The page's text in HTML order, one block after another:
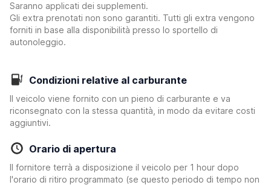
Saranno applicati dei supplementi.
Gli extra prenotati non sono garantiti. Tutti gli extra vengono
forniti in base alla disponibilità presso lo sportello di
autonoleggio.
Condizioni relative al carburante
Il veicolo viene fornito con un pieno di carburante e va
riconsegnato con la stessa quantità, in modo da evitare costi
aggiuntivi.
Orario di apertura
Il fornitore terrà a disposizione il veicolo per 1 hour dopo
l'orario di ritiro programmato (se questo periodo di tempo non